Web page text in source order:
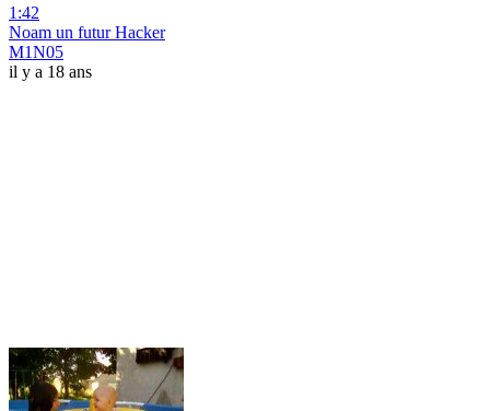
1:42
Noam un futur Hacker
M1N05
il y a 18 ans